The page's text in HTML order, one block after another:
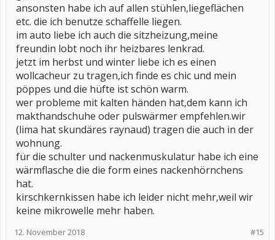
ansonsten habe ich auf allen stühlen,liegeflächen
etc. die ich benutze schaffelle liegen.
im auto liebe ich auch die sitzheizung,meine
freundin lobt noch ihr heizbares lenkrad.
jetzt im herbst und winter liebe ich es einen
wollcacheur zu tragen,ich finde es chic und mein
pöppes und die hüfte ist schön warm.
wer probleme mit kalten händen hat,dem kann ich
makthandschuhe oder pulswärmer empfehlen.wir
(lima hat skundäres raynaud) tragen die auch in der
wohnung.
für die schulter und nackenmuskulatur habe ich eine
wärmflasche die die form eines nackenhörnchens
hat.
kirschkernkissen habe ich leider nicht mehr,weil wir
keine mikrowelle mehr haben.
#15
12. November 2018